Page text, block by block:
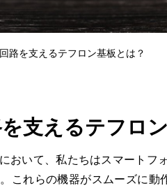
路を支えるテフロン基板とは？
支えるテフロ
おいて、私たちはスマートフ
これらの機器がスムーズに